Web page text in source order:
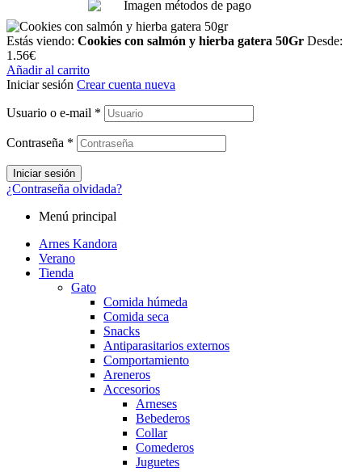
Estás viendo: Cookies con salmón y hierba gatera 50Gr Desde:
1.56€
Añadir al carrito
Iniciar sesión Crear cuenta nueva
Usuario o e-mail *
Contraseña *
Iniciar sesión
¿Contraseña olvidada?
Menú principal
Arnes Kandora
Verano
Tienda
Gato
Comida húmeda
Comida seca
Snacks
Antiparasitarios externos
Comportamiento
Areneros
Accesorios
Arneses
Bebederos
Collar
Comederos
Juguetes